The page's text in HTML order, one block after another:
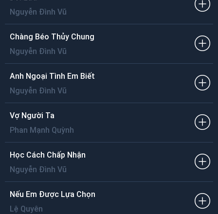
Nguyễn Đình Vũ
Chàng Béo Thủy Chung
Nguyễn Đình Vũ
Anh Ngoại Tình Em Biết
Nguyễn Đình Vũ
Vợ Người Ta
Phan Mạnh Quỳnh
Học Cách Chấp Nhận
Nguyễn Đình Vũ
Nếu Em Được Lựa Chọn
Lệ Quyên